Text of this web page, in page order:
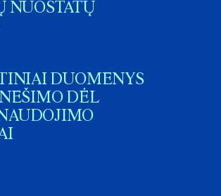
NUOSTATŲ
DUOMENYS
DĖL